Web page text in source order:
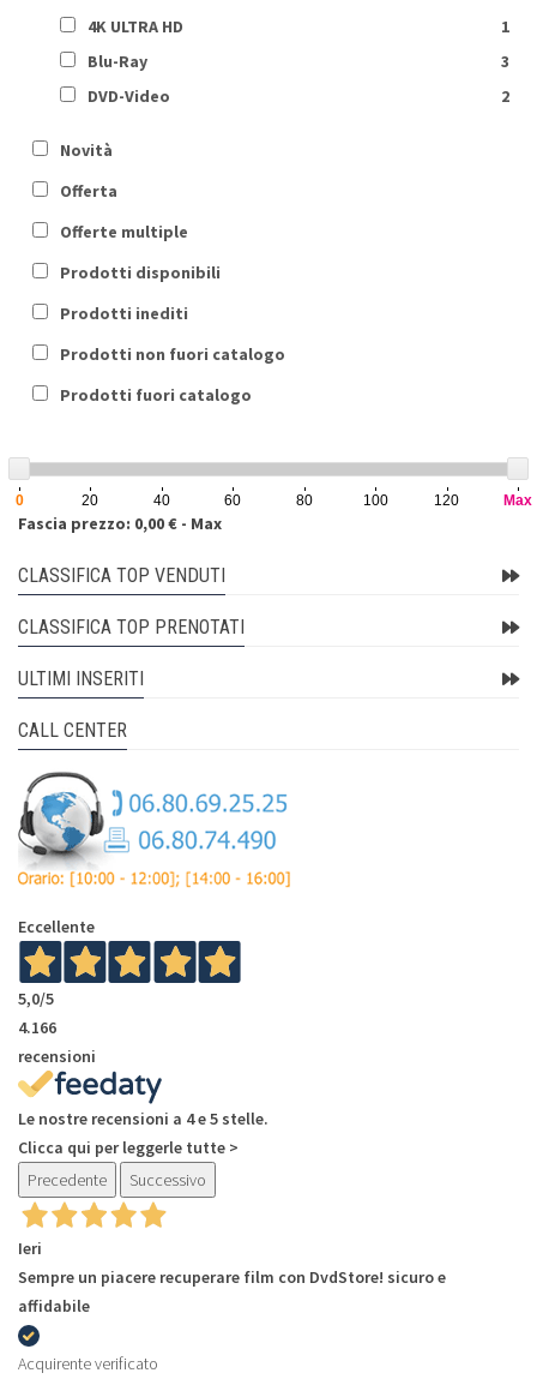
4K ULTRA HD
1
Blu-Ray
3
DVD-Video
2
Novità
Offerta
Offerte multiple
Prodotti disponibili
Prodotti inediti
Prodotti non fuori catalogo
Prodotti fuori catalogo
0 20 40 60 80 100 120 Max
Fascia prezzo: 0,00 € - Max
CLASSIFICA TOP VENDUTI
CLASSIFICA TOP PRENOTATI
ULTIMI INSERITI
CALL CENTER
Eccellente
5,0/5
4.166
recensioni
Le nostre recensioni a 4 e 5 stelle.
Clicca qui per leggerle tutte >
Precedente
Successivo
Ieri
Sempre un piacere recuperare film con DvdStore! sicuro e
affidabile
Acquirente verificato